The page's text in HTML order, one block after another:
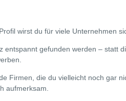
wirst du für viele Unternehmen
entspannt gefunden werden – statt
Firmen, die du vielleicht noch gar
aufmerksam.